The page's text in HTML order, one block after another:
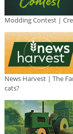
Modding Contest |
News Harvest | The
cats?